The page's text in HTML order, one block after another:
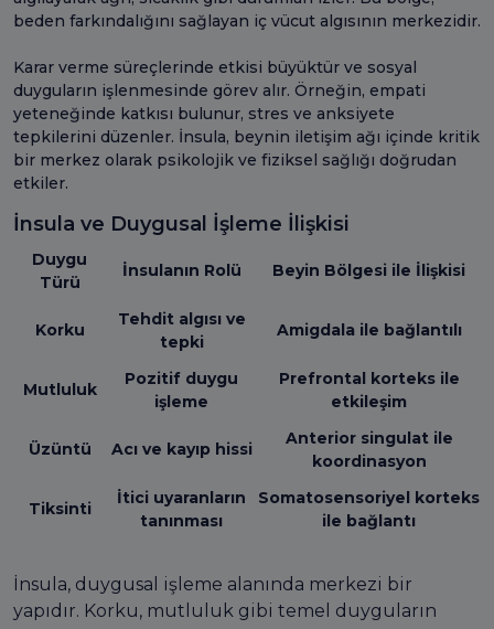
beden farkındalığını sağlayan iç vücut algısının merkezidir.
Karar verme süreçlerinde etkisi büyüktür ve sosyal
duyguların işlenmesinde görev alır. Örneğin, empati
yeteneğinde katkısı bulunur, stres ve anksiyete
tepkilerini düzenler. İnsula, beynin iletişim ağı içinde kritik
bir merkez olarak psikolojik ve fiziksel sağlığı doğrudan
etkiler.
İnsula ve Duygusal İşleme İlişkisi
Duygu
Türü
İnsulanın Rolü Beyin Bölgesi ile İlişkisi
Korku
Tehdit algısı ve
tepki
Amigdala ile bağlantılı
Mutluluk
Pozitif duygu
işleme
Prefrontal korteks ile
etkileşim
Üzüntü Acı ve kayıp hissi
Anterior singulat ile
koordinasyon
Tiksinti
İtici uyaranların
tanınması
Somatosensoriyel korteks
ile bağlantı
İnsula, duygusal işleme alanında merkezi bir
yapıdır. Korku, mutluluk gibi temel duyguların